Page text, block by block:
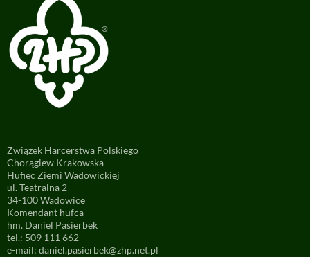
Związek Harcerstwa Polskiego
Chorągiew Krakowska
Hufiec Ziemi Wadowickiej
ul. Teatralna 2
34-100 Wadowice
Komendant hufca
hm. Daniel Pasierbek
tel.: 509 111 662
e-mail: daniel.pasierbek@zhp.net.pl